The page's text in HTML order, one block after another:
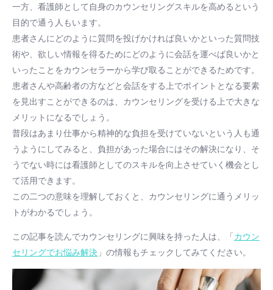
一方、看護師として自身のカウンセリングスキルを高めるという
目的で通う人もいます。
患者さんにどのように質問を投げかければ良いかといった質問技
術や、欲しい情報を得るためにどのように会話を運べば良いかと
いったことをカウンセラーから学び取ることができるためです。
患者さんや高齢者の方などと会話をする上でポイントとなる要素
を見出すことができるのは、カウンセリングを受ける上で大きな
メリットになるでしょう。
普段はあまり仕事から精神的な負担を受けていないという人も通
うようにしてみると、負担があった場合にはその解決になり、そ
うでない時には看護師としてのスキルを向上させていく機会とし
て活用できます。
この二つの意味を理解しておくと、カウンセリングに通うメリッ
トがわかるでしょう。
この記事を読んでカウンセリングに興味を持った人は、「カウン
セリングでお悩み解決」の情報もチェックしてみてください。